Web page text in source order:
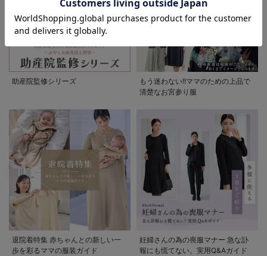
助産院監修シリーズ
もう迷わない!!ママのための上品で
清楚なお宮参り服
退院着特集 赤ちゃんとの新しい一
歩を彩るママの服装ガイド
妊婦さんの為の喪服マナー 急な訃
報にも慌てない。実用Q&Aガイド